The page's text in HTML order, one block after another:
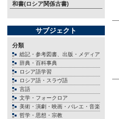
和書(ロシア関係古書)
サブジェクト
分類
総記・参考図書、出版・メディア
辞典・百科事典
ロシア語学習
ロシア語・スラヴ語
言語
文学・フォークロア
美術・演劇・映画・バレエ・音楽
哲学・思想・宗教